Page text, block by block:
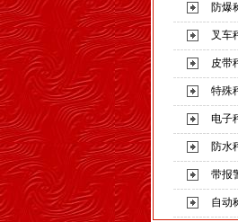
防爆
叉车
皮带
特殊
电子
防水
带报
自动